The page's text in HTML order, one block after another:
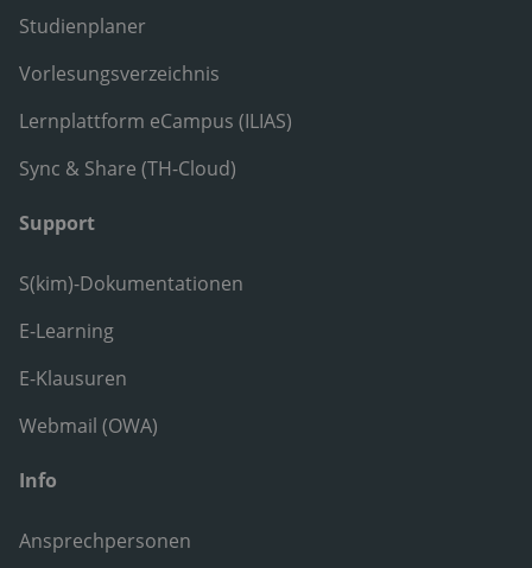
Studienplaner
Vorlesungsverzeichnis
Lernplattform eCampus (ILIAS)
Sync & Share (TH-Cloud)
Support
S(kim)-Dokumentationen
E-Learning
E-Klausuren
Webmail (OWA)
Info
Ansprechpersonen